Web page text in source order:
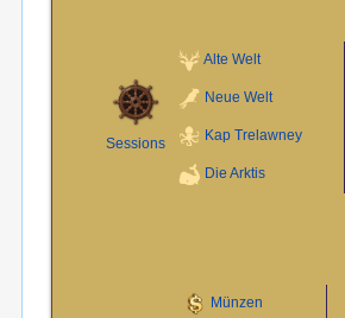
Sessions
Alte Welt
Neue Welt
Kap Trelawney
Die Arktis
Münzen